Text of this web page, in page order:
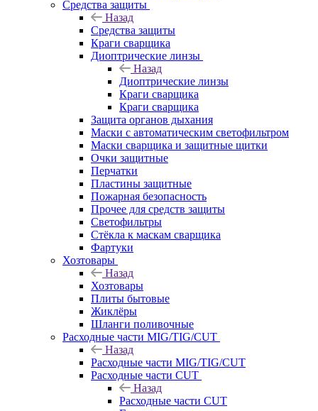
Средства защиты
Назад
Средства защиты
Краги сварщика
Диоптрические линзы
Назад
Диоптрические линзы
Краги сварщика
Краги сварщика
Защита органов дыхания
Маски с автоматическим светофильтром
Маски сварщика и защитные щитки
Очки защитные
Перчатки
Пластины защитные
Пожарная безопасность
Прочее для средств защиты
Светофильтры
Стёкла к маскам сварщика
Фартуки
Хозтовары
Назад
Хозтовары
Плиты бытовые
Жиклёры
Шланги поливочные
Расходные части MIG/TIG/CUT
Назад
Расходные части MIG/TIG/CUT
Расходные части CUT
Назад
Расходные части CUT